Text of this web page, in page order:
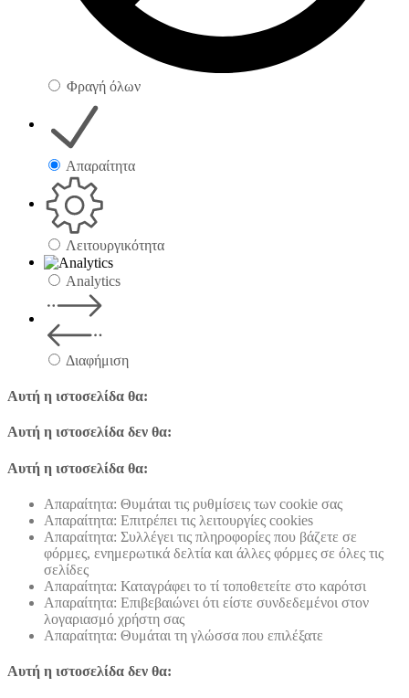
Φραγή όλων
Απαραίτητα
Λειτουργικότητα
Analytics
Διαφήμιση
Αυτή η ιστοσελίδα θα:
Αυτή η ιστοσελίδα δεν θα:
Αυτή η ιστοσελίδα θα:
Απαραίτητα: Θυμάται τις ρυθμίσεις των cookie σας
Απαραίτητα: Επιτρέπει τις λειτουργίες cookies
Απαραίτητα: Συλλέγει τις πληροφορίες που βάζετε σε
φόρμες, ενημερωτικά δελτία και άλλες φόρμες σε όλες τις
σελίδες
Απαραίτητα: Καταγράφει το τί τοποθετείτε στο καρότσι
Απαραίτητα: Επιβεβαιώνει ότι είστε συνδεδεμένοι στον
λογαριασμό χρήστη σας
Απαραίτητα: Θυμάται τη γλώσσα που επιλέξατε
Αυτή η ιστοσελίδα δεν θα: